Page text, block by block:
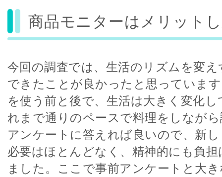
商品モニターはメリット
今回の調査では、生活のリズムを変
できたことが良かったと思っていま
を使う前と後で、生活は大きく変化
れまで通りのペースで料理をしなが
アンケートに答えれば良いので、新
必要はほとんどなく、精神的にも負
ました。ここで事前アンケートと大